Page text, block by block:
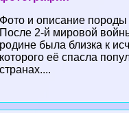
Фото и описание породы
После 2-й мировой
родине была близка к
которого её спасла
странах....